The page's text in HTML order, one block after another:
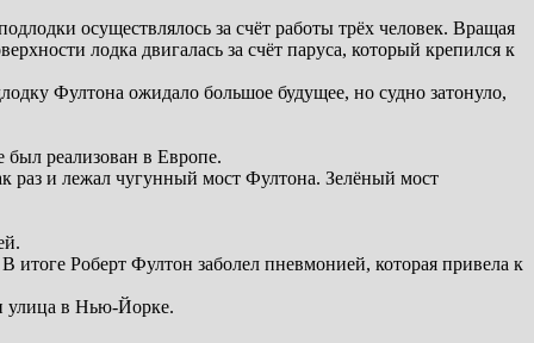
осуществлялось за счёт работы трёх человек. Вращая
лодка двигалась за счёт паруса, который крепился к
Фултона ожидало большое будущее, но судно затонуло,
был реализован в Европе.
раз и лежал чугунный мост Фултона. Зелёный мост
итоге Роберт Фултон заболел пневмонией, которая привела к
улица в Нью-Йорке.